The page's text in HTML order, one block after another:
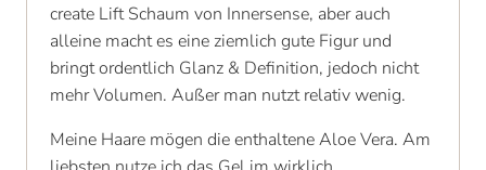
create Lift Schaum von Innersense, aber auch
alleine macht es eine ziemlich gute Figur und
bringt ordentlich Glanz & Definition, jedoch nicht
mehr Volumen. Außer man nutzt relativ wenig.
Meine Haare mögen die enthaltene Aloe Vera. Am